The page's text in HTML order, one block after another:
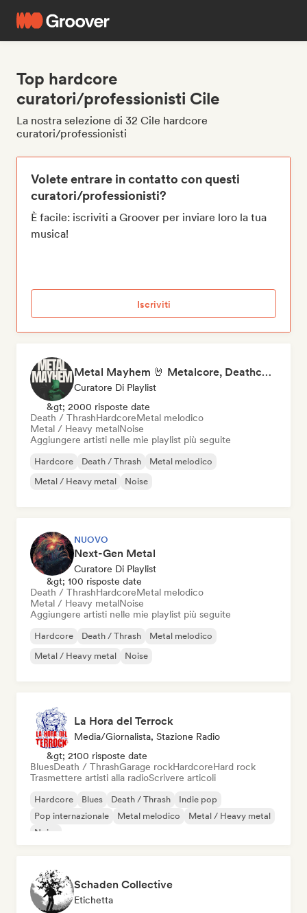
Top hardcore
curatori/professionisti Cile
La nostra selezione di 32 Cile hardcore
curatori/professionisti
Volete entrare in contatto con questi
curatori/professionisti?
È facile: iscriviti a Groover per inviare loro la tua
musica!
Iscriviti
Metal Mayhem 🤘 Metalcore, Deathcore & Progressive Metal
Curatore Di Playlist
&gt; 2000 risposte date
Death / ThrashHardcoreMetal melodico
Metal / Heavy metalNoise
Aggiungere artisti nelle mie playlist più seguite
Hardcore Death / Thrash
Metal melodico
Metal / Heavy metal
Noise
NUOVO
Next-Gen Metal
Curatore Di Playlist
&gt; 100 risposte date
Death / ThrashHardcoreMetal melodico
Metal / Heavy metalNoise
Aggiungere artisti nelle mie playlist più seguite
Hardcore Death / Thrash
Metal melodico
Metal / Heavy metal
Noise
La Hora del Terrock
Media/Giornalista, Stazione Radio
&gt; 2100 risposte date
BluesDeath / ThrashGarage rockHardcoreHard rock
Trasmettere artisti alla radioScrivere articoli
Hardcore Blues Death / Thrash
Indie pop
Pop internazionale
Metal melodico
Metal / Heavy metal
Noise
Schaden Collective
Etichetta